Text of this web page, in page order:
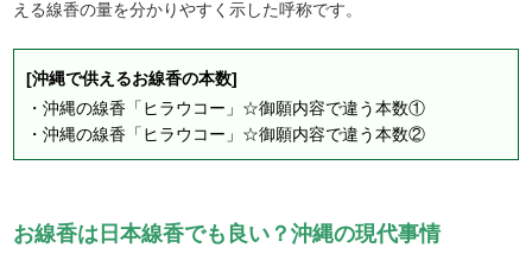
える線香の量を分かりやすく示した呼称です。
[沖縄で供えるお線香の本数]
・沖縄の線香「ヒラウコー」☆御願内容で違う本数①
・沖縄の線香「ヒラウコー」☆御願内容で違う本数②
お線香は日本線香でも良い？沖縄の現代事情